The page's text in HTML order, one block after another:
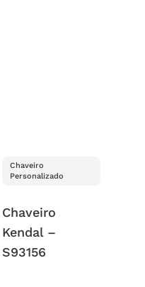
Chaveiro
Personalizado
Chaveiro
Kendal –
S93156